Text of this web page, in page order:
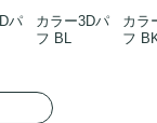
パ
カラー3Dパ
フ BL
カラ
フ